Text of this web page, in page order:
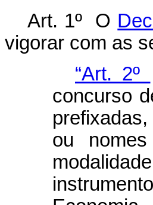
Art. 1º O
vigorar com as
“Art. 2º
concurso
ou